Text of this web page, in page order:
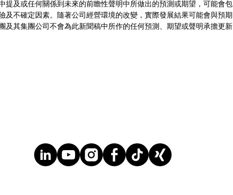
提及或任何關係到未來的前瞻性聲明中所做出的預測或期望，可能會包
及不確定因素。隨著公司經營環境的改變，實際發展結果可能會與預期
及其集團公司不會為此新聞稿中所作的任何預測、期望或聲明承擔更新